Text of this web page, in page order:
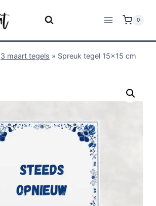
0
3 maart tegels » Spreuk tegel 15×15 cm